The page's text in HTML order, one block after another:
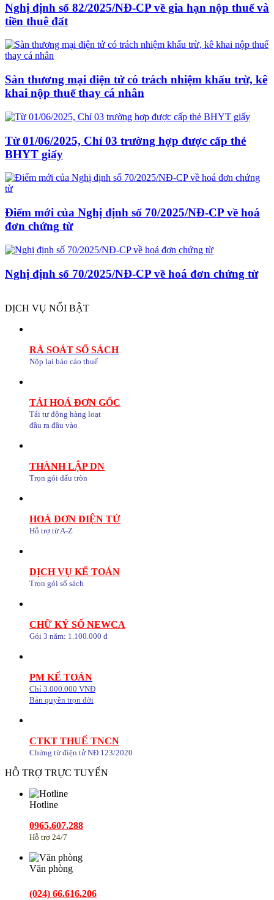
Nghị định số 82/2025/NĐ-CP về gia hạn nộp thuế và
tiền thuê đất
Sàn thương mại điện tử có trách nhiệm khấu trừ, kê
khai nộp thuế thay cá nhân
Từ 01/06/2025, Chỉ 03 trường hợp được cấp thẻ
BHYT giấy
Điểm mới của Nghị định số 70/2025/NĐ-CP về hoá
đơn chứng từ
Nghị định số 70/2025/NĐ-CP về hoá đơn chứng từ
DỊCH VỤ NỔI BẬT
RÀ SOÁT SỔ SÁCH
Nộp lại báo cáo thuế
TẢI HOÁ ĐƠN GỐC
Tải tự động hàng loạt
đầu ra đầu vào
THÀNH LẬP DN
Trọn gói dấu tròn
HOÁ ĐƠN ĐIỆN TỬ
Hỗ trợ từ A-Z
DỊCH VỤ KẾ TOÁN
Trọn gói sổ sách
CHỮ KÝ SỐ NEWCA
Gói 3 năm: 1.100.000 đ
PM KẾ TOÁN
Chỉ 3.000.000 VNĐ
Bản quyền trọn đời
CTKT THUẾ TNCN
Chứng từ điện tử NĐ 123/2020
HỖ TRỢ TRỰC TUYẾN
Hotline
0965.607.288
Hỗ trợ 24/7
Văn phòng
(024) 66.616.206